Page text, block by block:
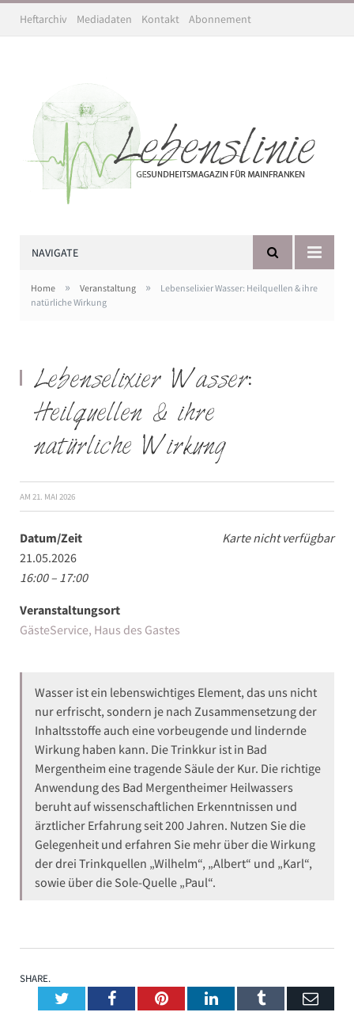
Heftarchiv Mediadaten Kontakt Abonnement
NAVIGATE
Home » Veranstaltung »
Lebenselixier Wasser: Heilquellen & ihre
natürliche Wirkung
Lebenselixier Wasser:
Heilquellen & ihre
natürliche Wirkung
AM 21. MAI 2026
Karte nicht verfügbar
Datum/Zeit
21.05.2026
16:00 – 17:00
Veranstaltungsort
GästeService, Haus des Gastes
Wasser ist ein lebenswichtiges Element, das uns nicht
nur erfrischt, sondern je nach Zusammensetzung der
Inhaltsstoffe auch eine vorbeugende und lindernde
Wirkung haben kann. Die Trinkkur ist in Bad
Mergentheim eine tragende Säule der Kur. Die richtige
Anwendung des Bad Mergentheimer Heilwassers
beruht auf wissenschaftlichen Erkenntnissen und
ärztlicher Erfahrung seit 200 Jahren. Nutzen Sie die
Gelegenheit und erfahren Sie mehr über die Wirkung
der drei Trinkquellen „Wilhelm“, „Albert“ und „Karl“,
sowie über die Sole-Quelle „Paul“.
SHARE.
TwitterFacebookPinterestLinkedInTumblr